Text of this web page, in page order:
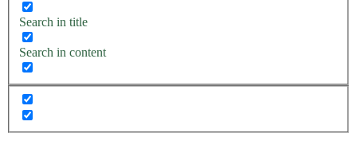
Search in title
Search in content